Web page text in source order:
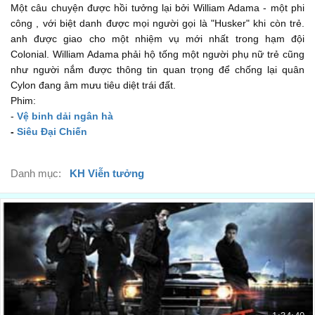
chỉ để thấy chúng trả ơn ta
00:53
with a violent revolt against us.
bằng cách nổi dậy chống chúng ta.
00:54
I know there's a lot of debate about why they hate us.
But in the end, does it really matter?
Kill the enemy or be killed.
Giết kẻ thù hoặc bị giết
01:08
That's a reality.
Đó là thực tế
01:11
In a war where mankind's very survival hangs in the
balance,
Một câu chuyện được hồi tưởng lại bởi William Adama - một phi
công , với biệt danh được mọi người gọi là "Husker" khi còn trẻ.
anh được giao cho một nhiệm vụ mới nhất trong hạm đội
Colonial. William Adama phải hộ tống một người phụ nữ trẻ cũng
như người nắm được thông tin quan trọng để chống lại quân
Cylon đang âm mưu tiêu diệt trái đất.
Phim:
- Vệ binh dải ngân hà
- Siêu Đại Chiến
Danh mục: KH Viễn tưởng